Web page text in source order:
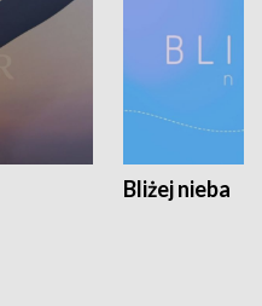
Bliżej nieba